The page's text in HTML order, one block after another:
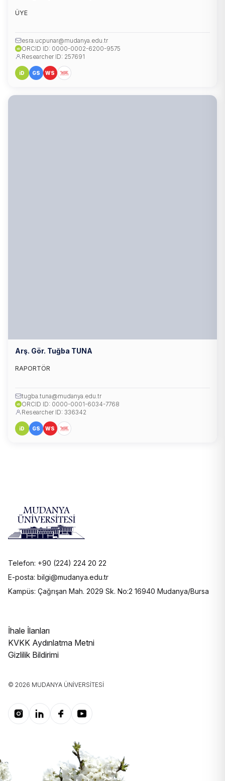
ÜYE
esra.ucpunar@mudanya.edu.tr
iD ORCID ID: 0000-0002-6200-9575
Researcher ID: 257691
iD GS WS
Arş. Gör. Tuğba TUNA
RAPORTÖR
tugba.tuna@mudanya.edu.tr
iD ORCID ID: 0000-0001-6034-7768
Researcher ID: 336342
iD GS WS
Telefon: +90 (224) 224 20 22
E-posta: bilgi@mudanya.edu.tr
Kampüs: Çağrışan Mah. 2029 Sk. No:2 16940 Mudanya/Bursa
İhale İlanları
KVKK Aydınlatma Metni
Gizlilik Bildirimi
© 2026 MUDANYA ÜNIVERSITESI